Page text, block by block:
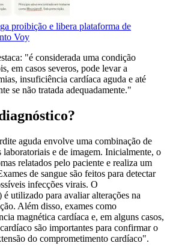
proibição e libera plataforma de
Voy
"é considerada uma condição
em casos severos, pode levar a
insuficiência cardíaca aguda e até
se não tratada adequadamente."
aguda envolve uma combinação de
laboratoriais e de imagem. Inicialmente, o
relatados pelo paciente e realiza um
de sangue são feitos para detectar
infecções virais. O
utilizado para avaliar alterações na
Além disso, exames como
magnética cardíaca e, em alguns casos,
são importantes para confirmar o
do comprometimento cardíaco".